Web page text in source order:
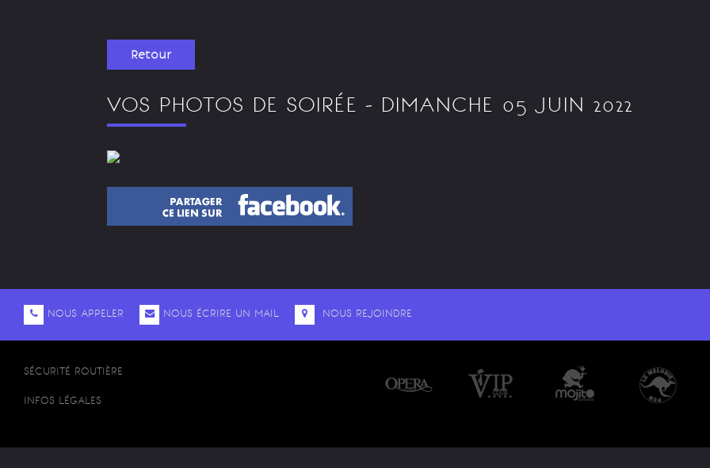
Retour
VOS PHOTOS DE SOIRÉE - DIMANCHE 05 JUIN 2022
NOUS APPELER NOUS ÉCRIRE UN MAIL NOUS REJOINDRE
SÉCURITÉ ROUTIÈRE
INFOS LÉGALES